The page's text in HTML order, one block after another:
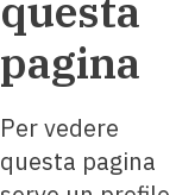
questa
pagina
Per vedere
questa pagina